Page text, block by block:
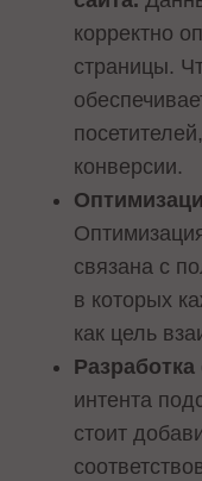
корректно
страницы.
конверсии.
связана с
в которых
как цель
интента
стоит